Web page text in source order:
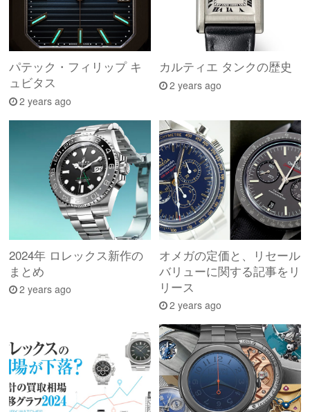
パテック・フィリップ キ
ュビタス
2 years ago
カルティエ タンクの歴史
2 years ago
2024年 ロレックス新作の
まとめ
2 years ago
オメガの定価と、リセール
バリューに関する記事をリ
リース
2 years ago